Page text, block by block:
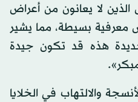
لا يعانون من أعراض
معرفية بسيطة، مما يشير
هذه قد تكون جيدة
والالتهاب في الخلايا